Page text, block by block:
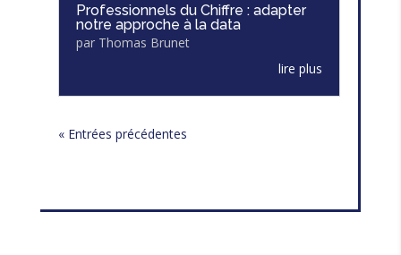
Professionnels du Chiffre : adapter
notre approche à la data
par Thomas Brunet
lire plus
« Entrées précédentes